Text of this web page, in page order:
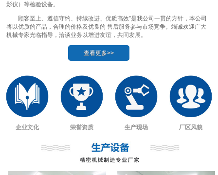
影仪）等检验设备。
顾客至上、遵信守约、持续改进、优质高效”是我公司一贯的方针，本公司
将以优质的产品，合理的价格及优良的 售后服务参与市场竞争。竭诚欢迎广大
机械专家光临指导，洽谈业务以增进友谊，共同发展。
查看更多>>
企业文化 荣誉资质 生产现场 厂区风貌